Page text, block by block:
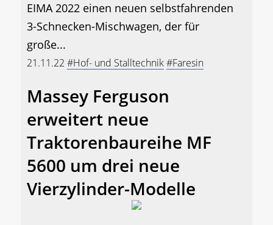
EIMA 2022 einen neuen selbstfahrenden
3-Schnecken-Mischwagen, der für
große...
21.11.22 #Hof- und Stalltechnik#Faresin
Massey Ferguson
erweitert neue
Traktorenbaureihe MF
5600 um drei neue
Vierzylinder-Modelle